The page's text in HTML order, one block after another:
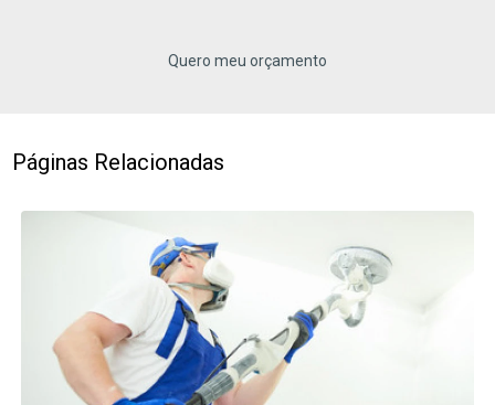
Quero meu orçamento
Páginas Relacionadas